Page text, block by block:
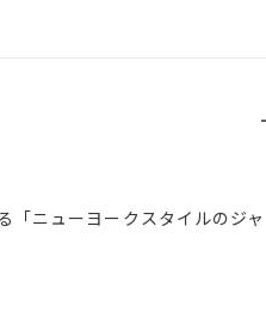
「ニューヨークスタイルのジャ